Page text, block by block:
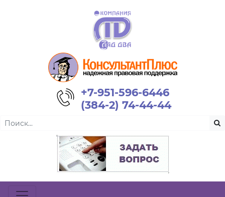
+7-951-596-6446
(384-2) 74-44-44